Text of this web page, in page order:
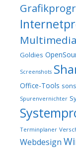
Multimedia
Goldies
Screenshots
Office-Tools
Spurenvernichter
Terminplaner
Webdesign